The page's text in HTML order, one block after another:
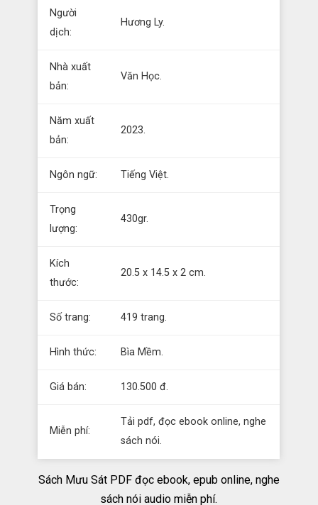
Người
dịch:
Hương Ly.
Nhà xuất
bản:
Văn Học.
Năm xuất
bản:
2023.
Ngôn ngữ: Tiếng Việt.
Trọng
lượng:
430gr.
Kích
thước:
20.5 x 14.5 x 2 cm.
Số trang: 419 trang.
Hình thức: Bìa Mềm.
Giá bán: 130.500 đ.
Miễn phí:
Tải pdf, đọc ebook online, nghe
sách nói.
Sách Mưu Sát PDF đọc ebook, epub online, nghe
sách nói audio miễn phí.